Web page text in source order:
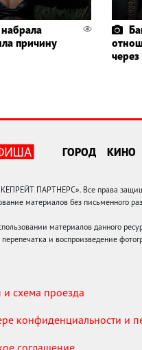
причину
ГОРОД КИНО
ПАРТНЕРС». Все права
материалов без
материалов данного
и воспроизведение
схема проезда
конфиденциальности и
соглашение